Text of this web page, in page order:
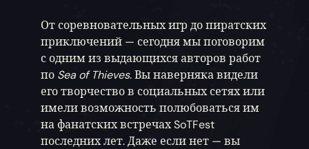
От соревновательных игр до пиратских
приключений — сегодня мы поговорим
с одним из выдающихся авторов работ
по Sea of Thieves. Вы наверняка видели
его творчество в социальных сетях или
имели возможность полюбоваться им
на фанатских встречах SoTFest
последних лет. Даже если нет — вы